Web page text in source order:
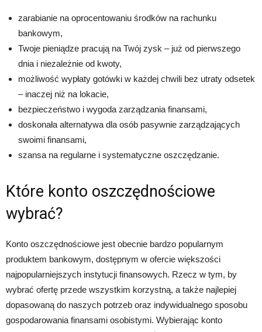
zarabianie na oprocentowaniu środków na rachunku
bankowym,
Twoje pieniądze pracują na Twój zysk – już od pierwszego
dnia i niezależnie od kwoty,
możliwość wypłaty gotówki w każdej chwili bez utraty odsetek
– inaczej niż na lokacie,
bezpieczeństwo i wygoda zarządzania finansami,
doskonała alternatywa dla osób pasywnie zarządzających
swoimi finansami,
szansa na regularne i systematyczne oszczędzanie.
Które konto oszczędnościowe
wybrać?
Konto oszczędnościowe jest obecnie bardzo popularnym
produktem bankowym, dostępnym w ofercie większości
najpopularniejszych instytucji finansowych. Rzecz w tym, by
wybrać ofertę przede wszystkim korzystną, a także najlepiej
dopasowaną do naszych potrzeb oraz indywidualnego sposobu
gospodarowania finansami osobistymi. Wybierając konto